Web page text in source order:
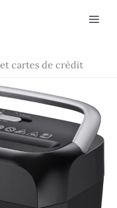
cartes de crédit